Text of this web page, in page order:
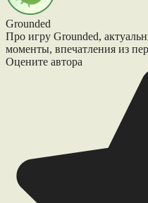
Grounded
Про игру Grounded,
моменты, впечатления из
Оцените автора